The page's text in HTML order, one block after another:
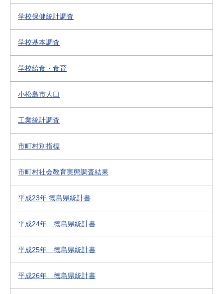
学校保健統計調査
学校基本調査
学校給食・食育
小松島市人口
工業統計調査
市町村別指標
市町村社会教育実態調査結果
平成23年 徳島県統計書
平成24年 徳島県統計書
平成25年 徳島県統計書
平成26年 徳島県統計書